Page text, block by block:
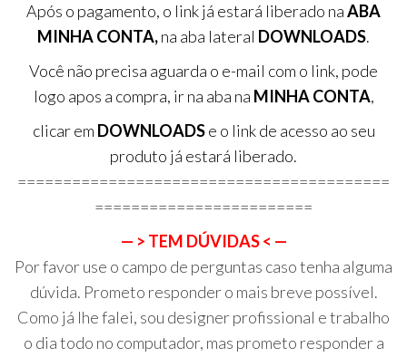
Após o pagamento, o link já estará liberado naABA
MINHA CONTA,na aba lateral DOWNLOADS.
Você não precisa aguarda o e-mail com o link, pode
logo apos a compra, ir na aba na MINHA CONTA,
clicar em DOWNLOADSe o link de acesso ao seu
produto já estará liberado.
=========================================
========================
— > TEM DÚVIDAS < —
Por favor use o campo de perguntas caso tenha alguma
dúvida. Prometo responder o mais breve possível.
Como já lhe falei, sou designer profissional e trabalho
o dia todo no computador, mas prometo responder a